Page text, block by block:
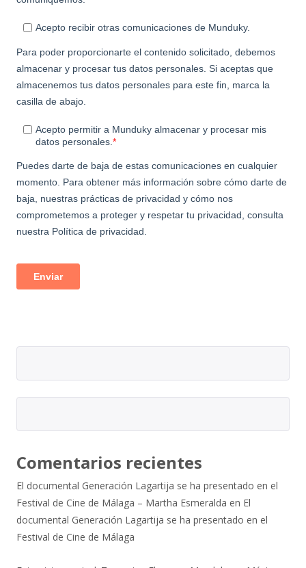
Comentarios recientes
El documental Generación Lagartija se ha presentado en el
Festival de Cine de Málaga – Martha Esmeralda en El
documental Generación Lagartija se ha presentado en el
Festival de Cine de Málaga